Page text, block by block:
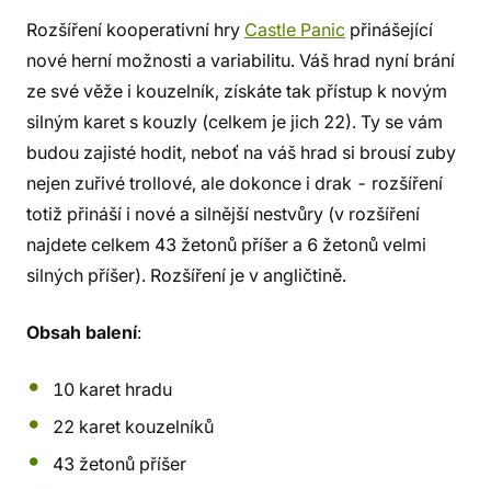
Rozšíření kooperativní hry Castle Panic přinášející
nové herní možnosti a variabilitu. Váš hrad nyní brání
ze své věže i kouzelník, získáte tak přístup k novým
silným karet s kouzly (celkem je jich 22). Ty se vám
budou zajisté hodit, neboť na váš hrad si brousí zuby
nejen zuřivé trollové, ale dokonce i drak - rozšíření
totiž přináší i nové a silnější nestvůry (v rozšíření
najdete celkem 43 žetonů příšer a 6 žetonů velmi
silných příšer). Rozšíření je v angličtině.
Obsah balení:
10 karet hradu
22 karet kouzelníků
43 žetonů příšer